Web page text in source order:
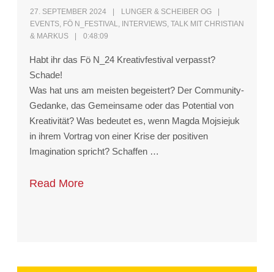
27. SEPTEMBER 2024
LUNGER & SCHEIBER OG
EVENTS, FÖ N_FESTIVAL, INTERVIEWS,TALK MIT CHRISTIAN
& MARKUS
0:48:09
Habt ihr das Fö N_24 Kreativfestival verpasst?
Schade!
Was hat uns am meisten begeistert? Der Community-
Gedanke, das Gemeinsame oder das Potential von
Kreativität? Was bedeutet es, wenn Magda Mojsiejuk
in ihrem Vortrag von einer Krise der positiven
Imagination spricht? Schaffen …
Read More